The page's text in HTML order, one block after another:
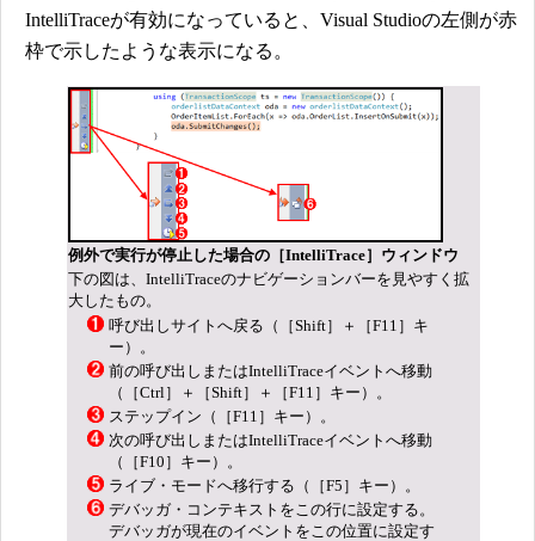
IntelliTraceが有効になっていると、Visual Studioの左側が赤
枠で示したような表示になる。
例外で実行が停止した場合の［IntelliTrace］ウィンドウ
下の図は、IntelliTraceのナビゲーションバーを見やすく拡
大したもの。
呼び出しサイトへ戻る（［Shift］＋［F11］キ
ー）。
前の呼び出しまたはIntelliTraceイベントへ移動
（［Ctrl］＋［Shift］＋［F11］キー）。
ステップイン（［F11］キー）。
次の呼び出しまたはIntelliTraceイベントへ移動
（［F10］キー）。
ライブ・モードへ移行する（［F5］キー）。
デバッガ・コンテキストをこの行に設定する。
デバッガが現在のイベントをこの位置に設定す